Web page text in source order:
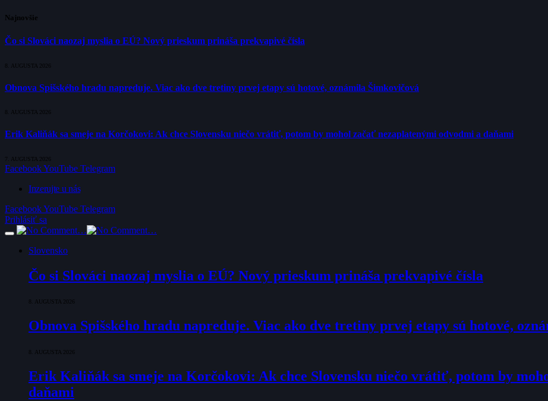
Najnovšie
Čo si Slováci naozaj myslia o EÚ? Nový prieskum prináša prekvapivé čísla
8. AUGUSTA 2026
Obnova Spišského hradu napreduje. Viac ako dve tretiny prvej etapy sú hotové, oznámila Šimkovičová
8. AUGUSTA 2026
Erik Kaliňák sa smeje na Korčokovi: Ak chce Slovensku niečo vrátiť, potom by mohol začať nezaplatenými odvodmi a daňami
7. AUGUSTA 2026
FacebookYouTube Telegram
Inzerujte u nás
FacebookYouTube Telegram
Prihlásiť sa
Slovensko
Čo si Slováci naozaj myslia o EÚ? Nový prieskum prináša prekvapivé čísla
8. AUGUSTA 2026
Obnova Spišského hradu napreduje. Viac ako dve tretiny prvej etapy sú hotové,
8. AUGUSTA 2026
Erik Kaliňák sa smeje na Korčokovi: Ak chce Slovensku niečo vrátiť, potom by
daňami